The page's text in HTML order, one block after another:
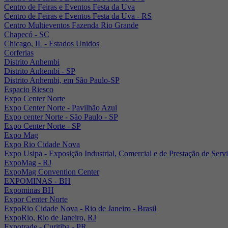
Centro de Feiras e Eventos Festa da Uva
Centro de Feiras e Eventos Festa da Uva - RS
Centro Multieventos Fazenda Rio Grande
Chapecó - SC
Chicago, IL - Estados Unidos
Corferias
Distrito Anhembi
Distrito Anhembi - SP
Distrito Anhembi, em São Paulo-SP
Espacio Riesco
Expo Center Norte
Expo Center Norte - Pavilhão Azul
Expo center Norte - São Paulo - SP
Expo Center Norte - SP
Expo Mag
Expo Rio Cidade Nova
Expo Usipa - Exposição Industrial, Comercial e de Prestação de
ExpoMag - RJ
ExpoMag Convention Center
EXPOMINAS - BH
Expominas BH
Expor Center Norte
ExpoRio Cidade Nova - Rio de Janeiro - Brasil
ExpoRio, Rio de Janeiro, RJ